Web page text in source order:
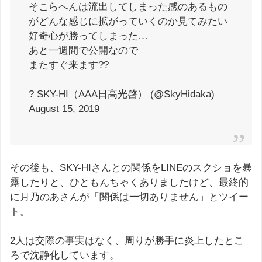
そこらへんは流出してしまった感のあるもの
がどんな感じに拡がっていくのか見てみたい
好奇心が勝ってしまった…
あと一週間で公開なので
またすぐ来ます??
? SKY-HI（AAA日高光啓） (@SkyHidaka)
August 15, 2019
その後も、SKY-HIさんとの関係をLINEのスクショを暴
露したりと、ひともんちゃくありましたけど、最終的
に月乃のあさんが「関係は一切ありません」とツイー
ト。
2人は交際の事実はなく、周りが勝手に炎上したとこ
ろで沈静化しています。